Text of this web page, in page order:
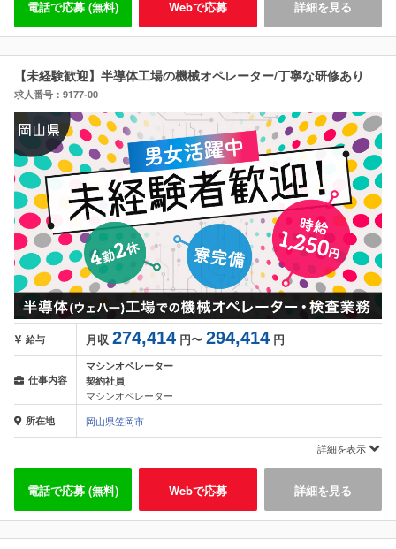
電話で応募 (無料) Webで応募 詳細を見る
【未経験歓迎】半導体工場の機械オペレーター/丁寧な研修あり
求人番号：9177-00
給与 月収 274,414 円〜 294,414 円
仕事内容
マシンオペレーター
契約社員
マシンオペレーター
所在地
岡山県笠岡市
詳細を表示
電話で応募 (無料) Webで応募 詳細を見る